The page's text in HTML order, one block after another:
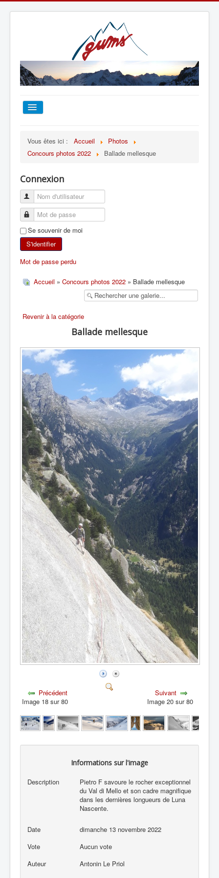
TOUT SUR LE GUMS
ESCALADE
ALPINISME
SKI DE RANDONNÉE
RANDONNÉE SPORTIVE
Vous êtes ici : Accueil
Photos
Concours photos 2022
Ballade mellesque
Connexion
Se souvenir de moi
S'identifier
Mot de passe perdu
Accueil » Concours photos 2022 » Ballade mellesque
Revenir à la catégorie
Ballade mellesque
Précédent
Image 18 sur 80
Suivant
Image 20 sur 80
Informations sur l'image
Description
Pietro F savoure le rocher exceptionnel
du Val di Mello et son cadre magnifique
dans les dernières longueurs de Luna
Nascente.
Date
dimanche 13 novembre 2022
Vote
Aucun vote
Auteur
Antonin Le Priol